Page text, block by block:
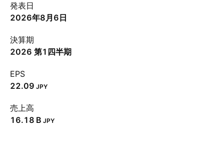
発表日
2026年8月6日
決算期
2026 第1四半期
EPS
22.09 JPY
売上高
‪16.18 B‬ JPY